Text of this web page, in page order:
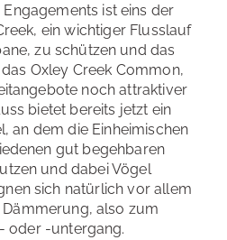
Engagements ist eins der
ein wichtiger Flusslauf
zu schützen und das
Oxley Creek Common,
noch attraktiver
bietet bereits jetzt ein
an dem die Einheimischen
gut begehbaren
und dabei Vögel
sich natürlich vor allem
also zum
oder -untergang.
Bremen, Berlin,
Hessen, Niedersachsen,
Anhalt, Saarland, Schleswig-
(HP mit VP an den
oder Frühstück
Stradbroke Island liegen vor
Brisbane und bieten mit ihrer
eine abwechslungsreiche
erwarten unberührte
und verschiedene
und Delfine. Sie können
Wanderwege an
beim Sandboarding und
Die beiden Inseln sind
und Natur-Fans, aber
ein zauberhaftes Erlebnis.